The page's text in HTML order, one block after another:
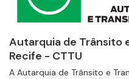
Autarquia de Trânsito
Recife - CTTU
A Autarquia de Trânsito e